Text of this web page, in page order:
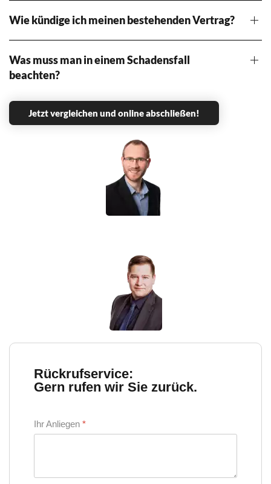
Wie kündige ich meinen bestehenden Vertrag?
Was muss man in einem Schadensfall
beachten?
Jetzt vergleichen und online abschließen!
Rückrufservice:
Gern rufen wir Sie zurück.
Ihr Anliegen *